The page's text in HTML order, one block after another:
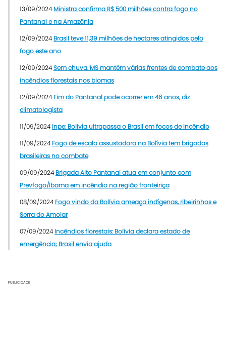
13/09/2024 Ministra confirma R$ 500 milhões contra fogo no
Pantanal e na Amazônia
12/09/2024 Brasil teve 11,39 milhões de hectares atingidos pelo
fogo este ano
12/09/2024Sem chuva, MS mantém várias frentes de combate aos
incêndios florestais nos biomas
12/09/2024 Fim do Pantanal pode ocorrer em 46 anos, diz
climatologista
11/09/2024 Inpe: Bolívia ultrapassa o Brasil em focos de incêndio
11/09/2024 Fogo de escala assustadora na Bolívia tem brigadas
brasileiras no combate
09/09/2024 Brigada Alto Pantanal atua em conjunto com
Prevfogo/Ibama em incêndio na região fronteiriça
08/09/2024 Fogo vindo da Bolívia ameaça indígenas, ribeirinhos e
Serra do Amolar
07/09/2024 Incêndios florestais: Bolívia declara estado de
emergência; Brasil envia ajuda
PUBLICIDADE